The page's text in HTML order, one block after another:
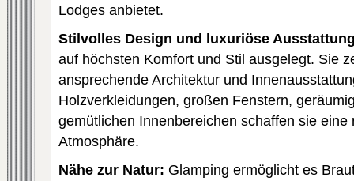
Lodges anbietet.
Stilvolles Design und luxuriöse
auf höchsten Komfort und Stil ausgelegt. Sie
ansprechende Architektur und
Holzverkleidungen, großen Fenstern,
gemütlichen Innenbereichen schaffen sie
Atmosphäre.
Nähe zur Natur: Glamping ermöglicht es